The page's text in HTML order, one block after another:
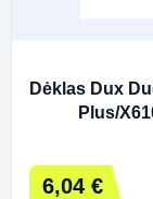
Dėklas Dux
Plus/
6,04 €